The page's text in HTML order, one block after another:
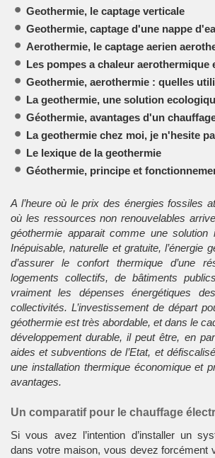
Geothermie, le captage verticale
Geothermie, captage d'une nappe
Aerothermie, le captage aerien
Les pompes a chaleur aerothermique
Geothermie, aerothermie : quelles
La geothermie, une solution
Géothermie, avantages d'un
La geothermie chez moi, je n'hesite
Le lexique de la geothermie
Géothermie, principe et
A l’heure où le prix des énergies fossiles
où les ressources non renouvelables
géothermie apparait comme une solution
Inépuisable, naturelle et gratuite, l’énergie
d’assurer le confort thermique d’une
logements collectifs, de bâtiments
vraiment les dépenses énergétiques
collectivités. L’investissement de départ
géothermie est très abordable, et dans le
développement durable, il peut être, en
aides et subventions de l’Etat, et
une installation thermique économique et
avantages.
Un comparatif pour le chauffage
Si vous avez l’intention d’installer un
dans votre maison, vous devez forcément